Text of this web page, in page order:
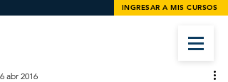
INGRESAR A MIS CURSOS
6 abr 2016